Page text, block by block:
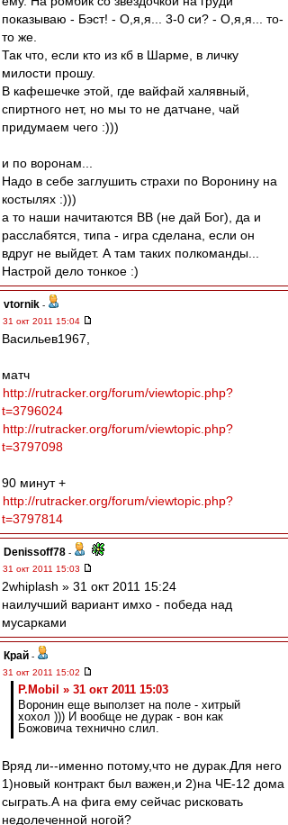
показываю - Бэст! - О,я,я... 3-0 си? - О,я,я... то-
то же.
Так что, если кто из кб в Шарме, в личку
милости прошу.
В кафешечке этой, где вайфай халявный,
спиртного нет, но мы то не датчане, чай
придумаем чего :)))
и по воронам...
Надо в себе заглушить страхи по Воронину на
костылях :)))
а то наши начитаются ВВ (не дай Бог), да и
расслабятся, типа - игра сделана, если он
вдруг не выйдет. А там таких полкоманды...
Настрой дело тонкое :)
vtornik -
31 окт 2011 15:04
Васильев1967,
матч
http://rutracker.org/forum/viewtopic.php?
t=3796024
http://rutracker.org/forum/viewtopic.php?
t=3797098
90 минут +
http://rutracker.org/forum/viewtopic.php?
t=3797814
Denissoff78 -
31 окт 2011 15:03
2whiplash » 31 окт 2011 15:24
наилучший вариант имхо - победа над
мусарками
Край -
31 окт 2011 15:02
P.Mobil » 31 окт 2011 15:03
Воронин еще выползет на поле - хитрый
хохол ))) И вообще не дурак - вон как
Божовича технично слил.
Вряд ли--именно потому,что не дурак.Для него
1)новый контракт был важен,и 2)на ЧЕ-12 дома
сыграть.А на фига ему сейчас рисковать
недолеченной ногой?